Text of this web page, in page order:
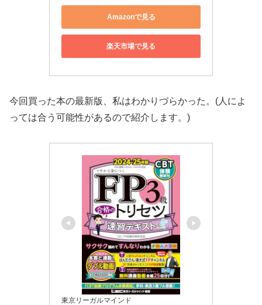
Amazonで見る
楽天市場で見る
今回買った本の最新版、私はわかりづらかった。(人によ
っては合う可能性があるので紹介します。)
東京リーガルマインド